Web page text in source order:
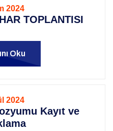
2024
TOPLANTISI
Oku
2024
Kayıt ve